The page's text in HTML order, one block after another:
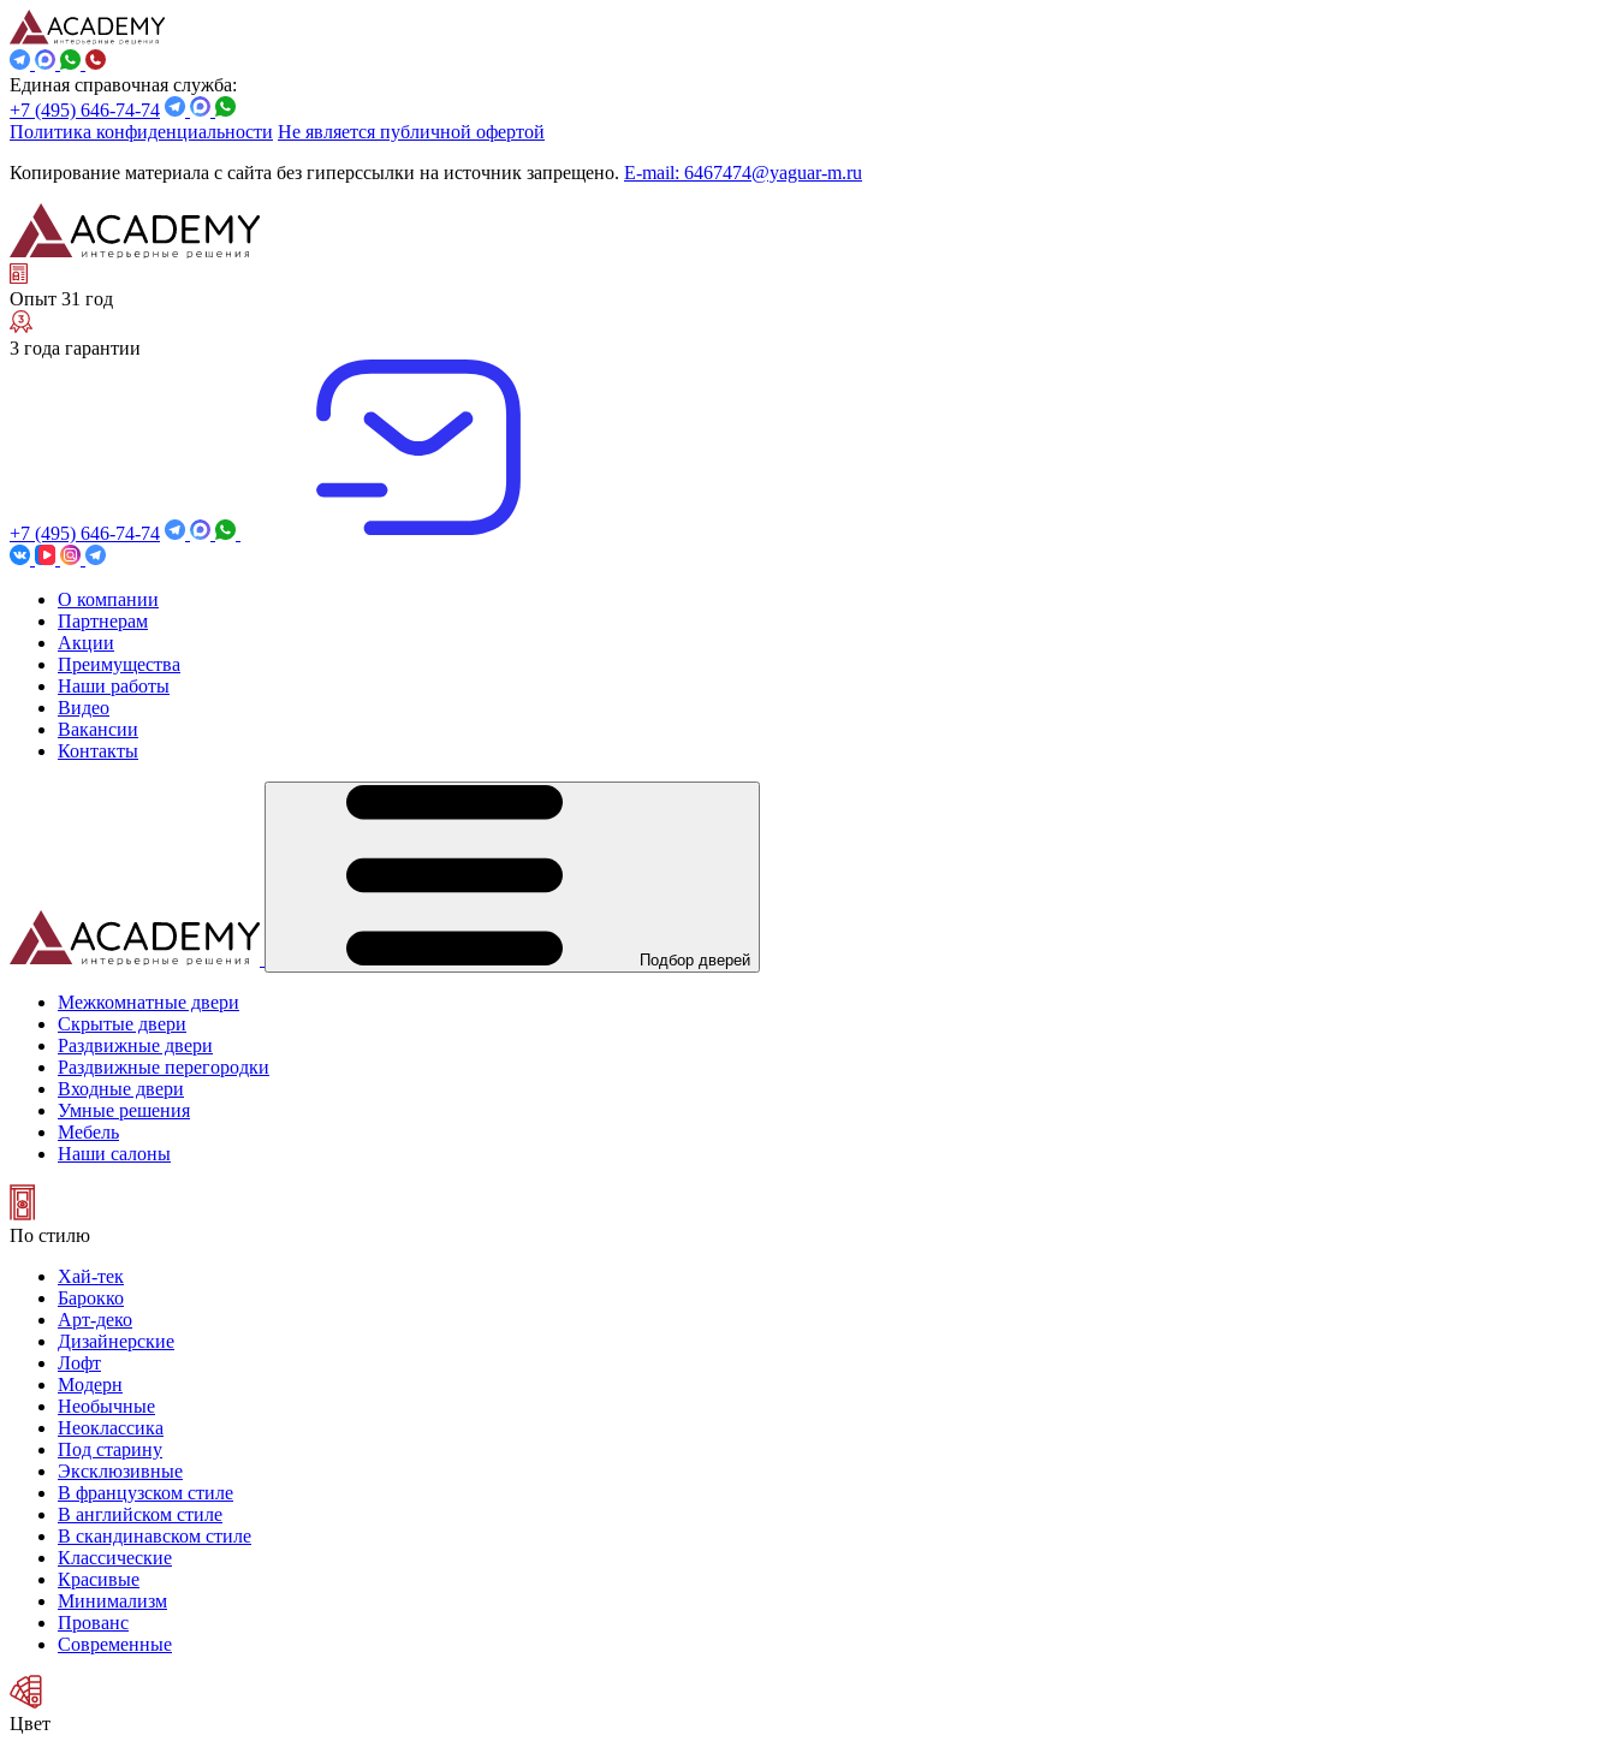
Единая справочная служба:
+7 (495) 646-74-74
Политика конфиденциальности Не является публичной офертой
Копирование материала с сайта без гиперссылки на источник запрещено. E-mail: 6467474@yaguar-m.ru
Опыт 31 год
3 года гарантии
+7 (495) 646-74-74
О компании
Партнерам
Акции
Преимущества
Наши работы
Видео
Вакансии
Контакты
Подбор дверей
Межкомнатные двери
Скрытые двери
Раздвижные двери
Раздвижные перегородки
Входные двери
Умные решения
Мебель
Наши салоны
По стилю
Хай-тек
Барокко
Арт-деко
Дизайнерские
Лофт
Модерн
Необычные
Неоклассика
Под старину
Эксклюзивные
В французском стиле
В английском стиле
В скандинавском стиле
Классические
Красивые
Минимализм
Прованс
Современные
Цвет